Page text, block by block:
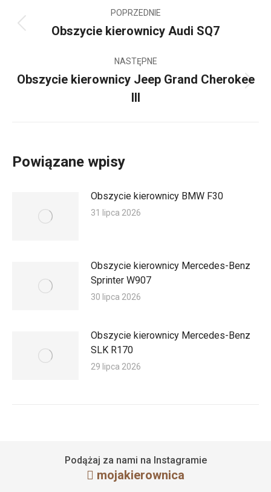
wpisów
POPRZEDNIE
Poprzedni
Obszycie kierownicy Audi SQ7
NASTĘPNE
Następny
wpis:
Obszycie kierownicy Jeep Grand Cherokee
III
Powiązane wpisy
Obszycie kierownicy BMW F30
31 lipca 2026
Obszycie kierownicy Mercedes-Benz
Sprinter W907
30 lipca 2026
Obszycie kierownicy Mercedes-Benz
SLK R170
29 lipca 2026
Podążaj za nami na Instagramie
mojakierownica